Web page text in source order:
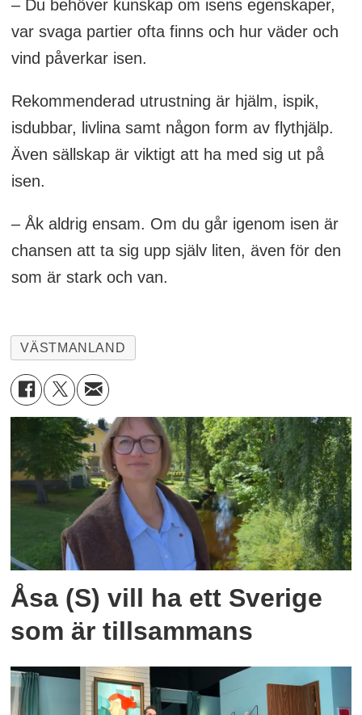
– Du behöver kunskap om isens egenskaper,
var svaga partier ofta finns och hur väder och
vind påverkar isen.
Rekommenderad utrustning är hjälm, ispik,
isdubbar, livlina samt någon form av flythjälp.
Även sällskap är viktigt att ha med sig ut på
isen.
– Åk aldrig ensam. Om du går igenom isen är
chansen att ta sig upp själv liten, även för den
som är stark och van.
VÄSTMANLAND
Åsa (S) vill ha ett Sverige
som är tillsammans